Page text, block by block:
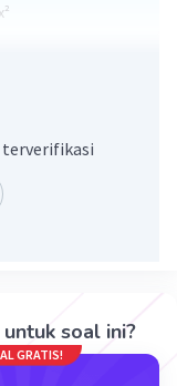
terverifikasi
soal ini?
GRATIS!